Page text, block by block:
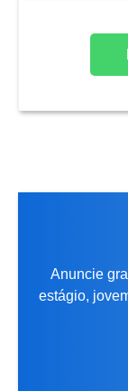
Anuncie
estágio,